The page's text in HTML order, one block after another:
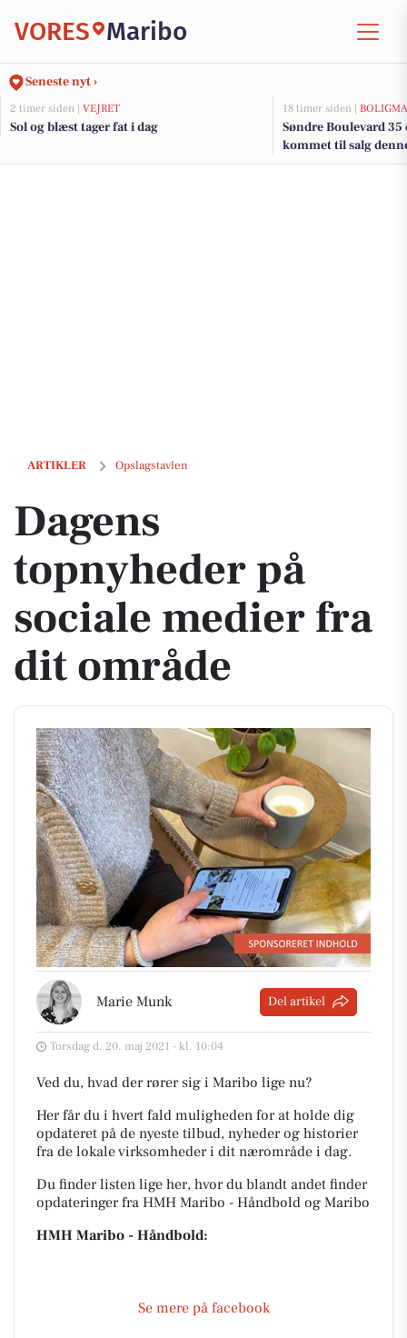
VORES Maribo
Seneste nyt ›
2 timer siden | VEJRET
Sol og blæst tager fat i dag
18 timer siden |
Søndre Boulevard
kommet til salg
boligerne her.
ARTIKLER Opslagstavlen
Dagens topnyheder på sociale medier fra dit område
Dagens
topnyheder på
sociale medier fra
dit område
Marie Munk Del artikel
Torsdag d. 20. maj 2021 - kl. 10:04
Ved du, hvad der rører sig i Maribo lige nu?
Her får du i hvert fald muligheden for at holde dig
opdateret på de nyeste tilbud, nyheder og historier
fra de lokale virksomheder i dit nærområde i dag.
Du finder listen lige her, hvor du blandt andet finder
opdateringer fra HMH Maribo - Håndbold og Maribo
HMH Maribo - Håndbold:
Se mere på facebook